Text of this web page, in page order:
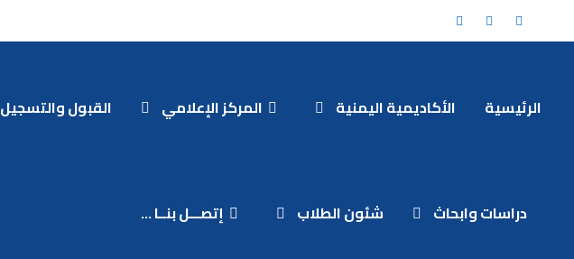
الرئيسية الأكاديمية اليمنية المركز الإعلامي القبول والتسجيل
دراسات وابحاث شئون الطلاب إتصـــل بنــا …